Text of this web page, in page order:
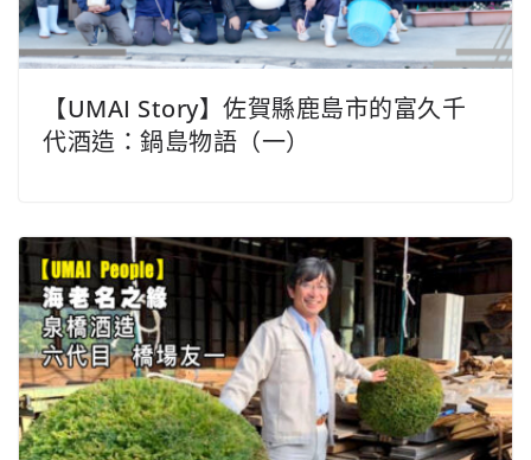
【UMAI Story】佐賀縣鹿島市的富久千
代酒造：鍋島物語（一）